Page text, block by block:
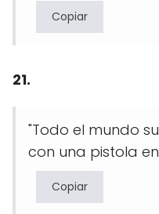
Copiar
21.
"Todo el mundo
con una pistola
Copiar